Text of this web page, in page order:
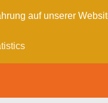
auf unserer